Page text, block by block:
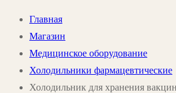
Главная
Магазин
Медицинское оборудование
Холодильники фармацевтические
Холодильник для хранения